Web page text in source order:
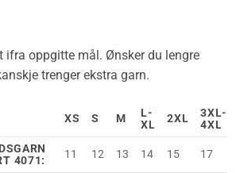
ifra oppgitte mål. Ønsker du lengre
trenger ekstra garn.
XS S M
L-
XL
2XL
3XL-
4XL
4071:
11 12 13 14 15 17